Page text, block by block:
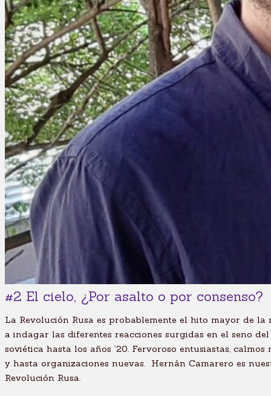
#2 El cielo, ¿Por asalto o por consenso?
La Revolución Rusa es probablemente el hito mayor de
a indagar las diferentes reacciones surgidas en el seno
soviética hasta los años ’20. Fervoroso entusiastas,
y hasta organizaciones nuevas. Hernán Camarero es
Revolución Rusa.